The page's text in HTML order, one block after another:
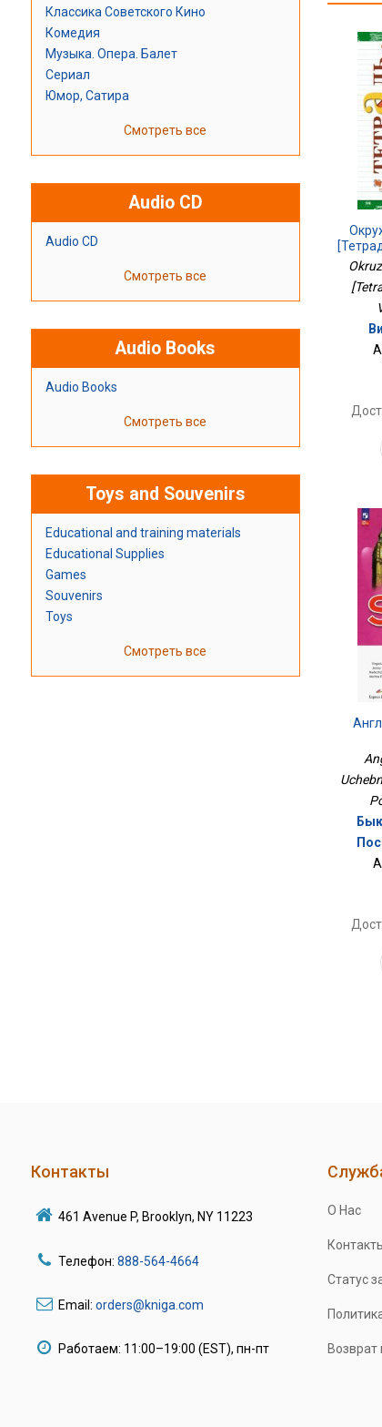
Классика Советского Кино
Комедия
Музыка. Опера. Балет
Сериал
Юмор, Сатира
Смотреть все
Audio CD
Audio CD
Смотреть все
Audio Books
Audio Books
Смотреть все
Toys and Souvenirs
Educational and training materials
Educational Supplies
Games
Souvenirs
Toys
Смотреть все
Контакты
461 Avenue P, Brooklyn, NY 11223
Телефон: 888-564-4664
Email: orders@kniga.com
Работаем: 11:00–19:00 (EST), пн-пт
О Нас
Статус
Возврат